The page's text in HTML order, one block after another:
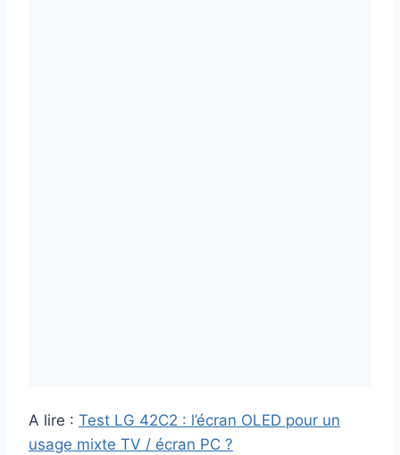
A lire : Test LG 42C2 : l’écran OLED pour un
usage mixte TV / écran PC ?